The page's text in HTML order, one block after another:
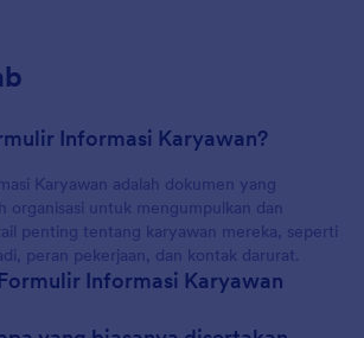
Informasi Karyawan?
Karyawan adalah dokumen yang
organisasi untuk mengumpulkan dan
penting tentang karyawan mereka, seperti
peran pekerjaan, dan kontak darurat.
Informasi Karyawan